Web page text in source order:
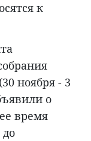
к
ноября - 3
о
время